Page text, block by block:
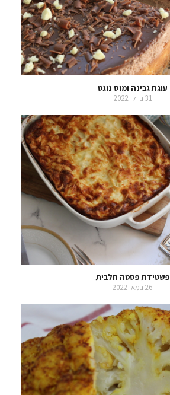
עוגת גבינה ומוס נוגט
31 ביולי 2022
פשטידת פסטה חלבית
26 במאי 2022